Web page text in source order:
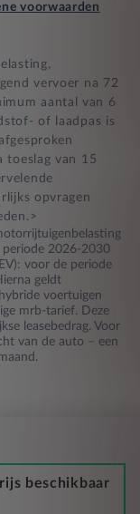
voorwaarden
vervoer na 72
aantal van 6
of laadpas is
toeslag van 15
opvragen
periode 2026-2030
voor de periode
geldt
voertuigen
mrb-tarief. Deze
leasebedrag. Voor
van de auto – een
beschikbaar